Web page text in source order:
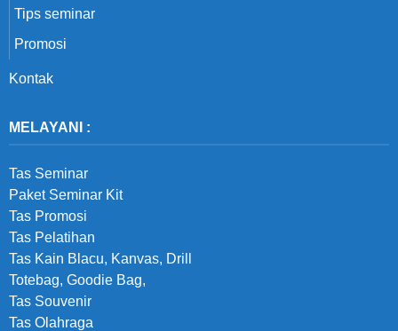
Tips seminar
Promosi
Kontak
MELAYANI :
Tas Seminar
Paket Seminar Kit
Tas Promosi
Tas Pelatihan
Tas Kain Blacu, Kanvas, Drill
Totebag, Goodie Bag,
Tas Souvenir
Tas Olahraga